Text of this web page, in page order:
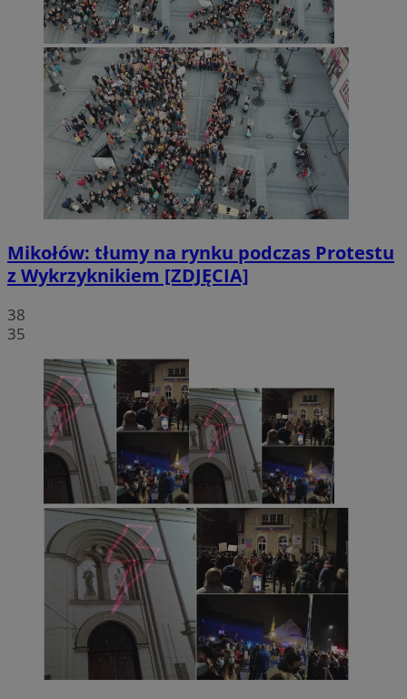
Mikołów: tłumy na rynku podczas Protestu
z Wykrzyknikiem [ZDJĘCIA]
38
35